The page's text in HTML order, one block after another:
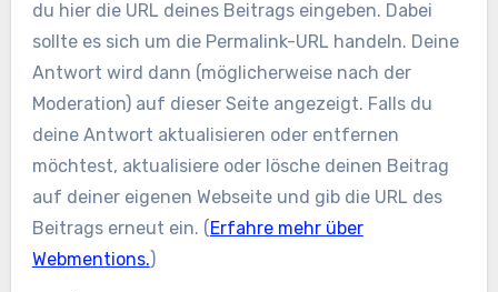
du hier die URL deines Beitrags eingeben. Dabei
sollte es sich um die Permalink-URL handeln. Deine
Antwort wird dann (möglicherweise nach der
Moderation) auf dieser Seite angezeigt. Falls du
deine Antwort aktualisieren oder entfernen
möchtest, aktualisiere oder lösche deinen Beitrag
auf deiner eigenen Webseite und gib die URL des
Beitrags erneut ein. (Erfahre mehr über
Webmentions.)